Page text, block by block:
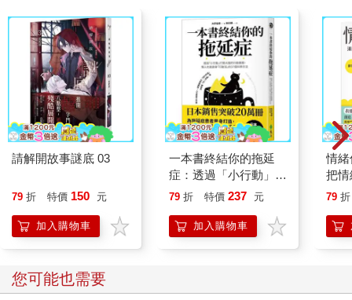
片，我在房間裡痛哭大叫，依依馬上衝到我房間抱著我，明怡拿
了好幾支手電筒進來，樂晴則立刻打電話詢問電力公司。
雖然只是短暫停電五分鐘，我卻病了一個星期，樂晴後來還帶我
去收驚。現在我的床頭掛了一大串護身符，哪一國的神都有，她
們出國時都會為我求平安。可能也因為這樣，這棟大樓就沒有再
跳過電了。
電腦傳出「叮咚」一聲，我打開收件匣的同時，依依也打開了我
房間的門，「立湘，妳日光燈有一管燒壞了，我叫康尚昱幫妳換
喔！」
我抬起頭，看著上面五支日光燈，真的有一支不亮，而我居然沒
有發現。我微笑地看著依依點了點頭，依依走進來，後面跟著尚
地對我說。我笑了笑，尚昱哥走到我旁邊摸摸我的頭，「我們立
請解開故事謎底 03
79 折 特價 150 元
加入購物車
一本書終結你的拖延
症：透過「小行動」打
開大腦的行動開關，懶
的37個科學方法
79 折 特價 237 元
加入購物車
情
把
誰
79 折
您可能也需要